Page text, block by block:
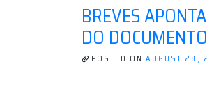
BREVES
DO
POSTED ON AUGUST 28,